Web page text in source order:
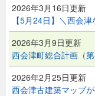
2026年3月16日更新
【5月24日】＼西会
2026年3月9日更新
西会津町総合計画（
2026年2月25日更新
西会津古建築マップ